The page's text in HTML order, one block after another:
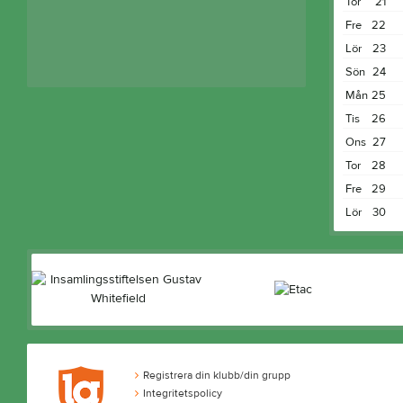
22
Fre
23
Lör
24
Sön
25
Mån
26
Tis
27
Ons
28
Tor
29
Fre
30
Lör
Registrera din klubb/din grupp
Integritetspolicy